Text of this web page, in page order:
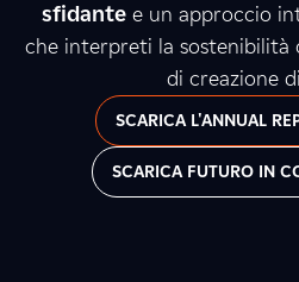
sfidante e un approccio
che interpreti la sostenibilità
di creazione
SCARICA L'ANNUAL
SCARICA FUTURO IN